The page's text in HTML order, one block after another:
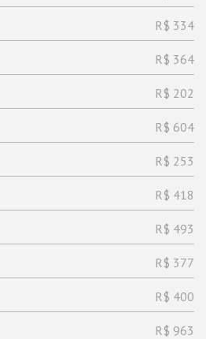
R$ 334
R$ 364
R$ 202
R$ 604
R$ 253
R$ 418
R$ 493
R$ 377
R$ 400
R$ 963